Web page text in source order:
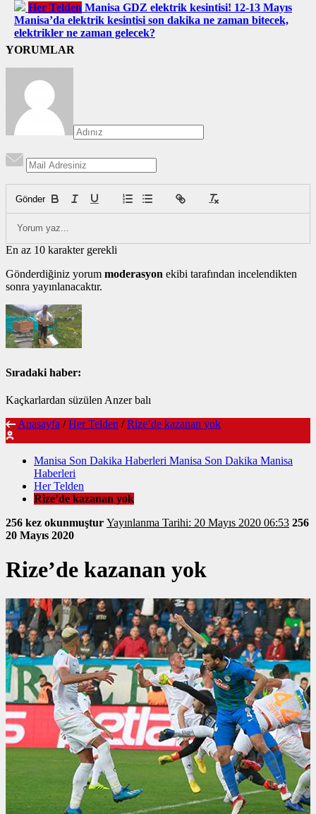
Her Telden Manisa GDZ elektrik kesintisi! 12-13 Mayıs
Manisa’da elektrik kesintisi son dakika ne zaman bitecek,
elektrikler ne zaman gelecek?
YORUMLAR
Gönder
En az 10 karakter gerekli
Gönderdiğiniz yorum moderasyon ekibi tarafından incelendikten
sonra yayınlanacaktır.
Sıradaki haber:
Kaçkarlardan süzülen Anzer balı
Anasayfa / Her Telden / Rize’de kazanan yok
Manisa Son Dakika Haberleri Manisa Son Dakika Manisa
Haberleri
Her Telden
Rize’de kazanan yok
256 kez okunmuştur Yayınlanma Tarihi: 20 Mayıs 2020 06:53 256
20 Mayıs 2020
Rize’de kazanan yok